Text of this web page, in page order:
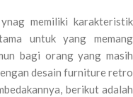
memiliki karakteristik
untuk yang memang
bagi orang yang masih
desain furniture retro
berikut adalah